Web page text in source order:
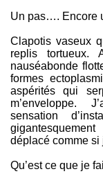
Un pas…. Encore
Clapotis vaseux
replis tortueux.
nauséabonde
formes
aspérités qui
m’enveloppe.
sensation
déplacé comme si
Qu’est ce que je